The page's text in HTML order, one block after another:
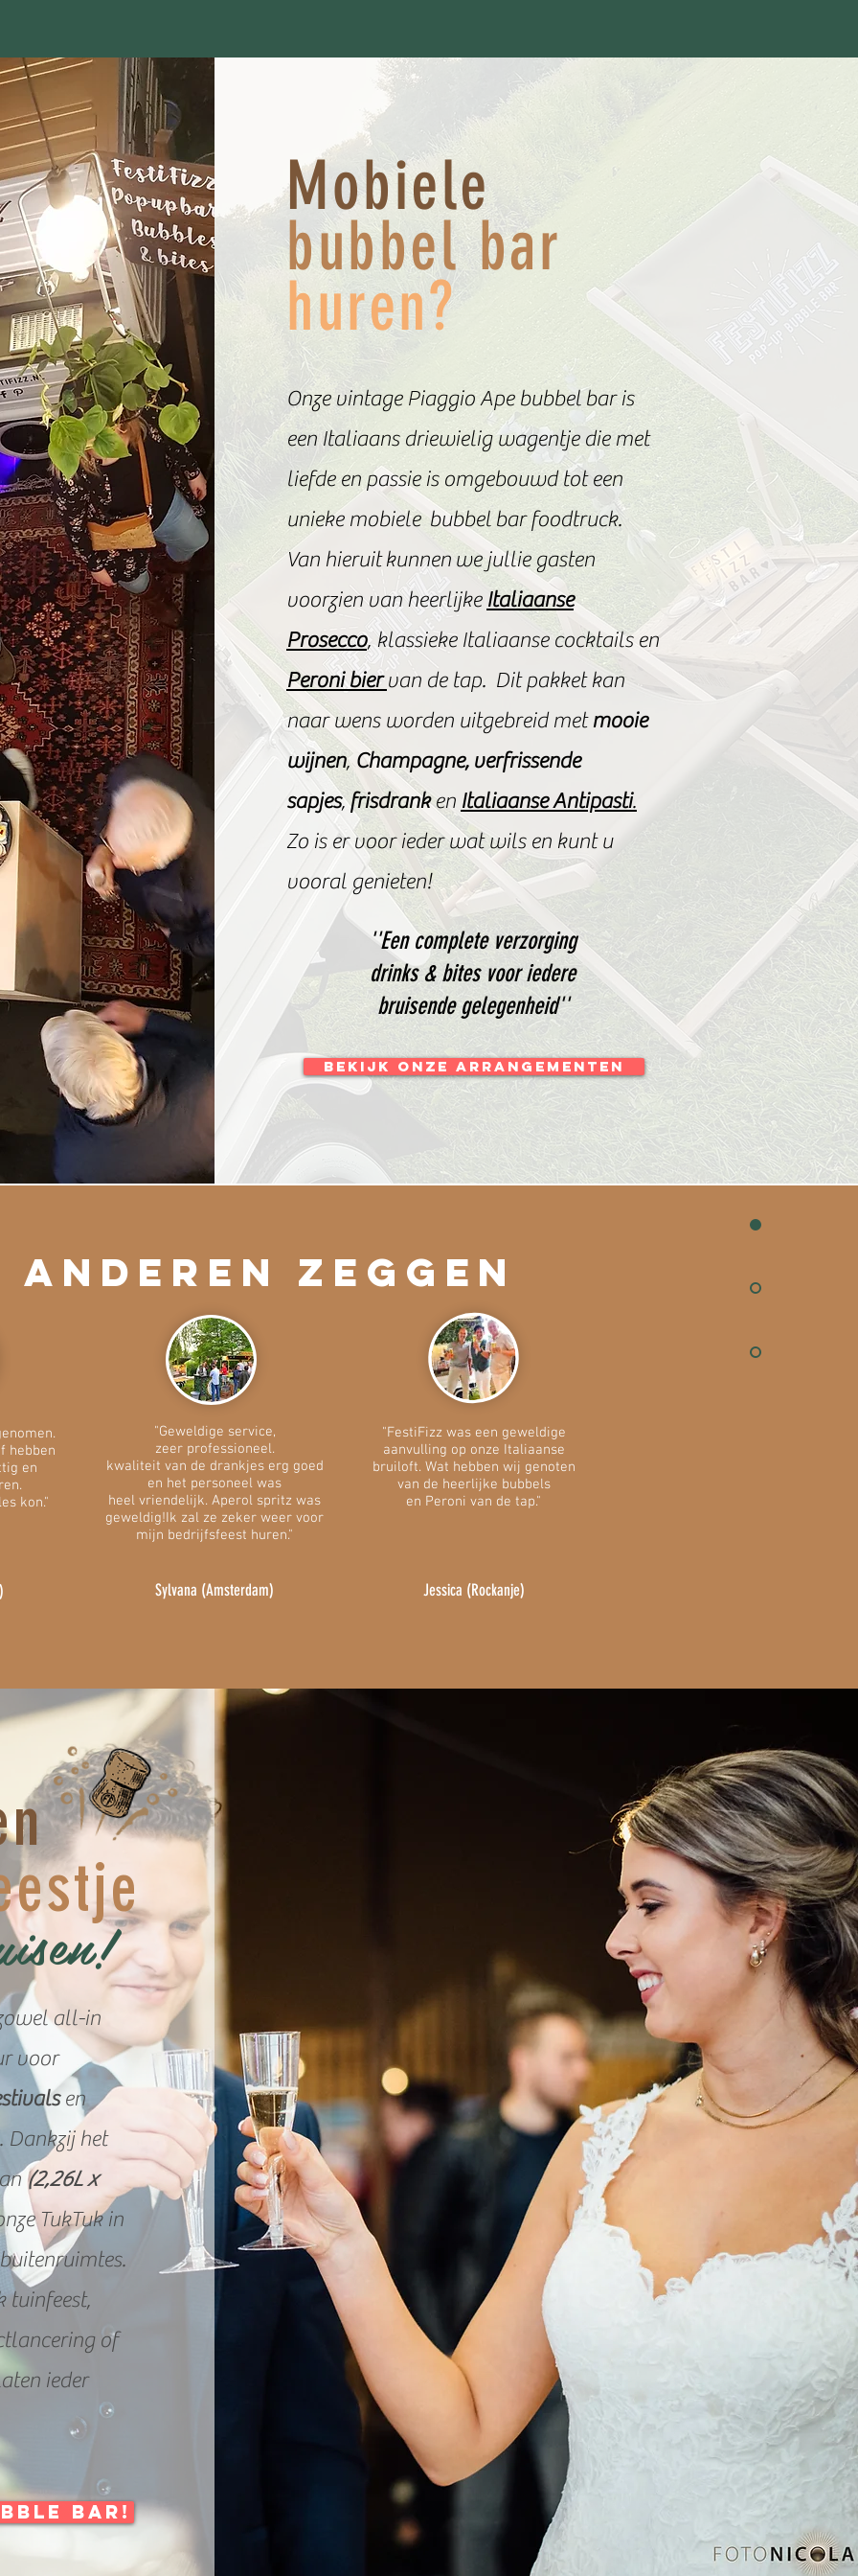
Mobiele
bubbel bar
huren?
Onze vintage Piaggio Ape bubbel bar is
een Italiaans driewielig wagentje die met
liefde en passie is omgebouwd tot een
unieke mobiele bubbel bar foodtruck.
Van hieruit kunnen we jullie gasten
voorzien van heerlijke Italiaanse
Prosecco, klassieke Italiaanse cocktails en
Peroni biervan de tap. Dit pakket kan
naar wens worden uitgebreid metmooie
wijnen,Champagne, verfrissende
sapjes,frisdranken Italiaanse Antipasti.
Zo is er voor ieder wat wils en kunt u
vooral genieten!
''Een complete verzorging
drinks & bites voor iedere
bruisende gelegenheid''
BEKIJK ONZE ARRANGEMENTEN
anderen zeggen
hebben
en
kon."
"FestiFizz was een geweldige
aanvulling op onze Italiaanse
bruiloft. Wat hebben wij genoten
van de heerlijke bubbels
en Peroni van de tap."
Jessica (Rockanje)
"Geweldige service,
zeer professioneel.
kwaliteit van de drankjes erg goed
en het personeel was
heel vriendelijk. Aperol spritz was
geweldig!Ik zal ze zeker weer voor
mijn bedrijfsfeest huren."
Sylvana (Amsterdam)
n
all-in
voor
en
. Dankzij het
(2,26L x
TukTuk in
tuinfeest,
of
ieder
bar!